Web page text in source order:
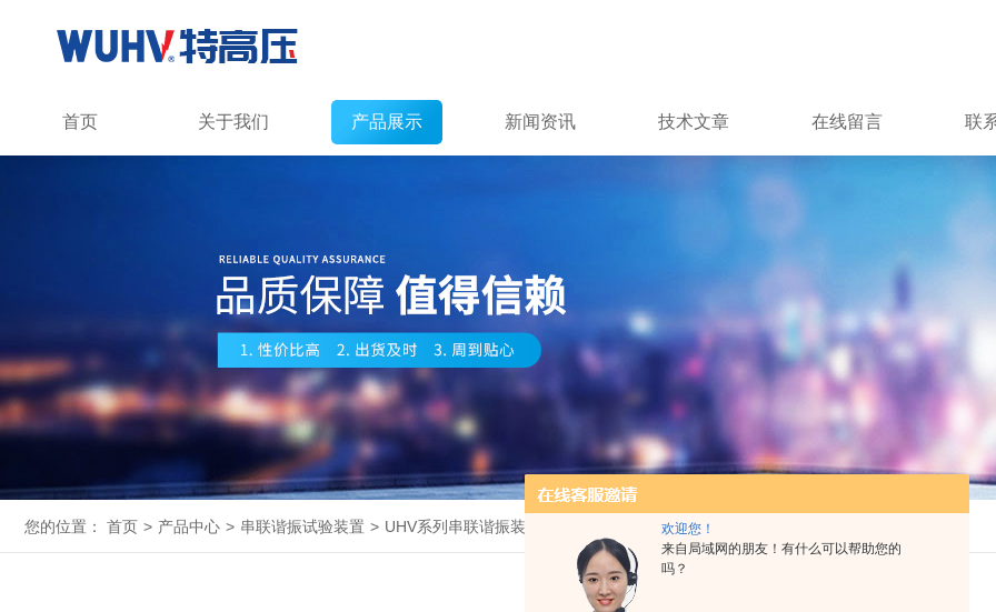
欢迎您！
来自局域网的朋友！有什么可以帮助您的
吗？
首页 关于我们 产品展示 新闻资讯 技术文章 在线留言 联
您的位置： 首页 > 产品中心 > 串联谐振试验装置 > UHV系列串联谐振装置